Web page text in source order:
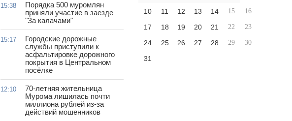
15:38
Порядка 500 муромлян
приняли участие в заезде
"За калачами"
15:17
Городские дорожные
службы приступили к
асфальтировке дорожного
покрытия в Центральном
посёлке
12:10
70-летняя жительница
Мурома лишилась почти
миллиона рублей из-за
действий мошенников
10 11 12 13 14 15 16
17 18 19 20 21 22 23
24 25 26 27 28 29 30
31